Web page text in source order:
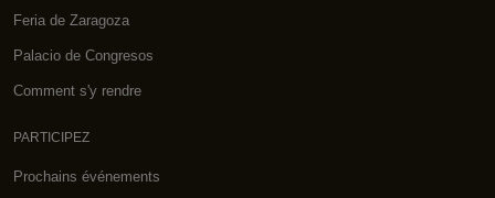
Feria de Zaragoza
Palacio de Congresos
Comment s'y rendre
PARTICIPEZ
Prochains événements